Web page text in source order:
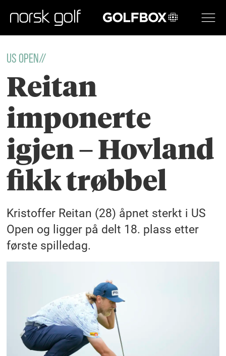
GOLFBOX
US OPEN//
Reitan
imponerte
igjen – Hovland
fikk trøbbel
Kristoffer Reitan (28) åpnet sterkt i US
Open og ligger på delt 18. plass etter
første spilledag.